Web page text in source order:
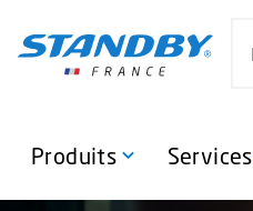
k
o
a
Produits Services